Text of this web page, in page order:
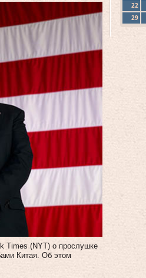
Times (NYT) о прослушке
Китая. Об этом
22
29